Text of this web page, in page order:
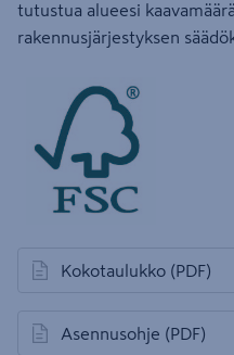
tutustua alueesi
rakennusjärjestyksen
Kokotaulukko (PDF)
avautuu uuteen välilehteen
Asennusohje (PDF)
avautuu uuteen välilehteen